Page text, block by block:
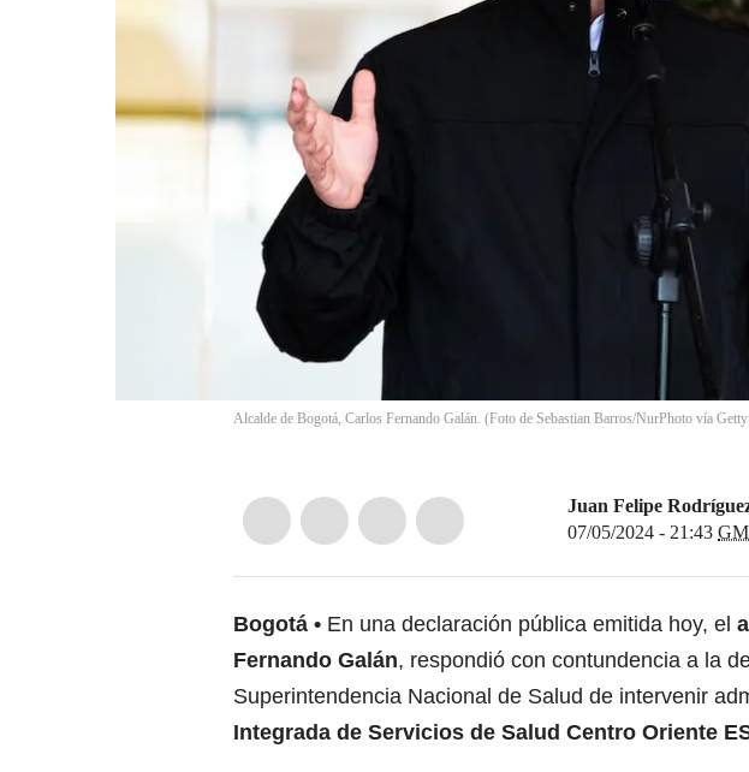
Alcalde de Bogotá, Carlos Fernando Galán. (Foto de Sebastian Barros/NurPhoto vía
Juan Felipe
07/05/2024 - 21:43
Bogotá En una declaración pública emitida hoy, el
Fernando Galán, respondió con contundencia a la
Superintendencia Nacional de Salud de intervenir
Integrada de Servicios de Salud Centro Oriente